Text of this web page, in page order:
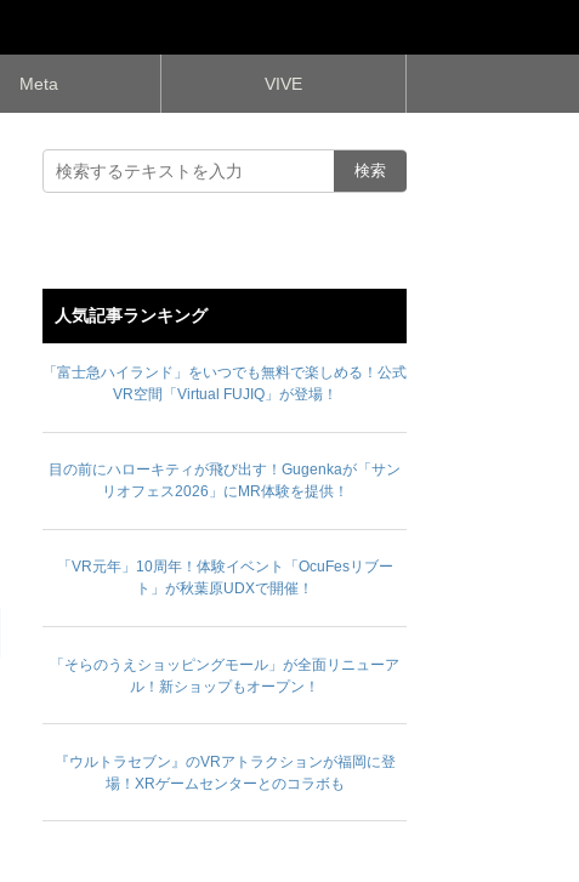
Meta VIVE
人気記事ランキング
「富士急ハイランド」をいつでも無料で楽しめる！公式
VR空間「Virtual FUJIQ」が登場！
目の前にハローキティが飛び出す！Gugenkaが「サン
リオフェス2026」にMR体験を提供！
「VR元年」10周年！体験イベント「OcuFesリブー
ト」が秋葉原UDXで開催！
「そらのうえショッピングモール」が全面リニューア
ル！新ショップもオープン！
『ウルトラセブン』のVRアトラクションが福岡に登
場！XRゲームセンターとのコラボも